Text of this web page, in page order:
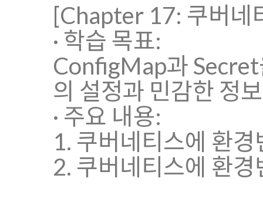
[Chapter 17: 쿠버네
· 학습 목표:
ConfigMap과 Secret
의 설정과 민감한 정
· 주요 내용:
1. 쿠버네티스에 환
2. 쿠버네티스에 환